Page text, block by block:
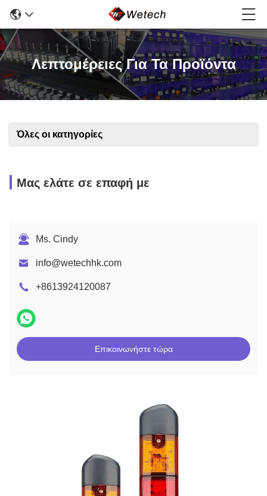
Λεπτομέρειες Για Τα Προϊόντα
Όλες οι κατηγορίες
Μας ελάτε σε επαφή με
Ms. Cindy
info@wetechhk.com
+8613924120087
Επικοινωνήστε τώρα